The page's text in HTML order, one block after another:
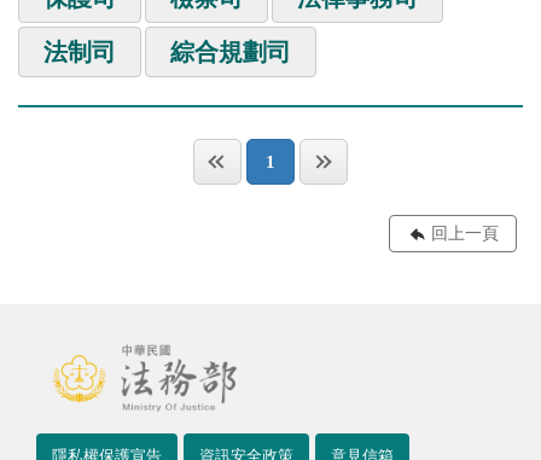
法制司 綜合規劃司
1
回上一頁
隱私權保護宣告 資訊安全政策 意見信箱